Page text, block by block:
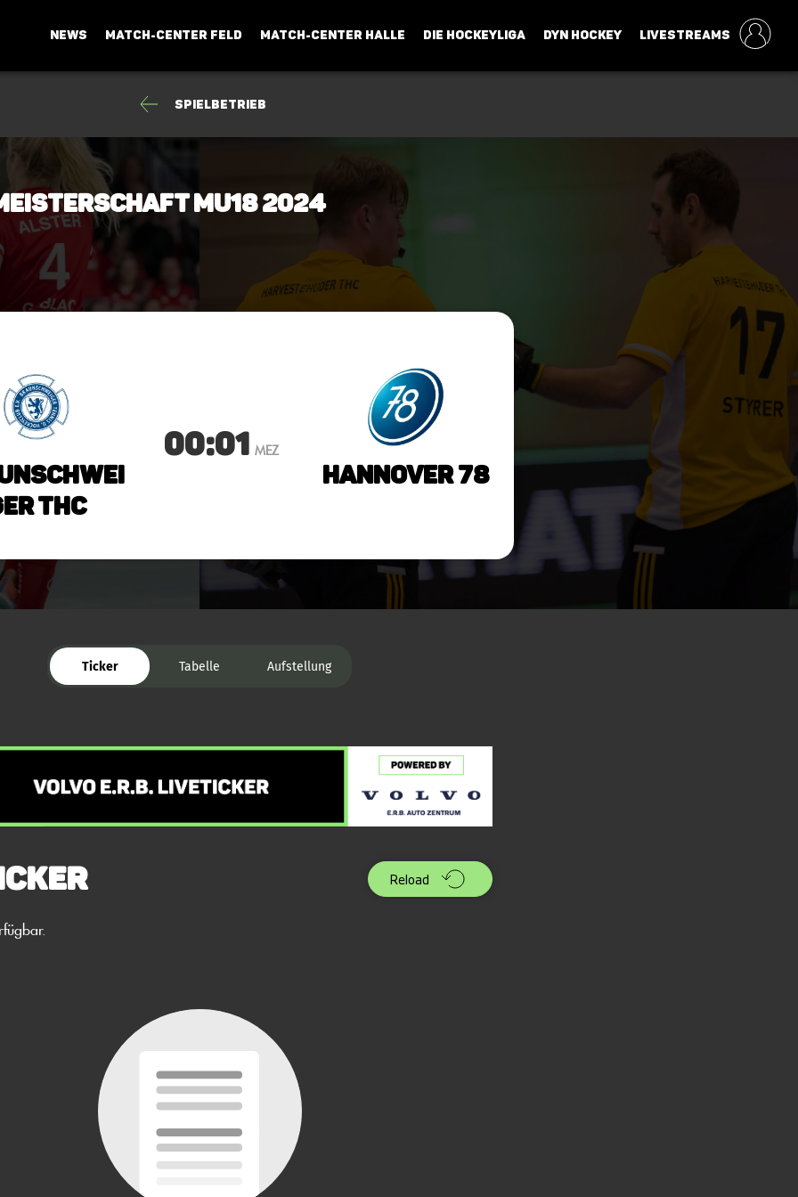
NEWS MATCH-CENTER FELD MATCH-CENTER HALLE DIE HOCKEYLIGA DYN HOCKEY LIVESTREAMS
Spielbetrieb
mU18 2024
THC
00:01 MEZ
Hannover 78
Ticker Tabelle Aufstellung
Reload